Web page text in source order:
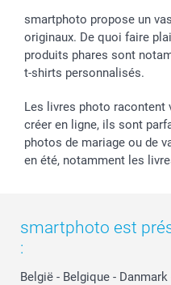
smartphoto propose un
originaux. De quoi faire
produits phares sont
t-shirts personnalisés.
Les livres photo racontent
créer en ligne, ils sont
photos de mariage ou de
en été, notamment les
smartphoto est
:
België - Belgique - Danmark